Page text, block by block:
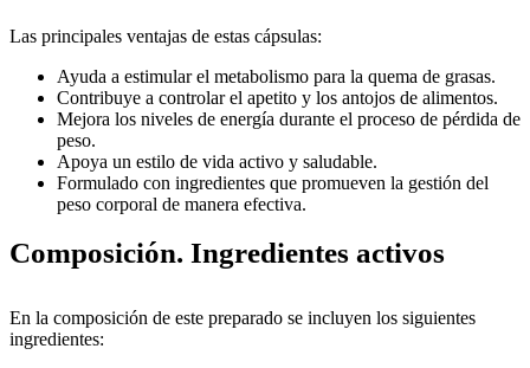
Las principales ventajas de estas cápsulas:
Ayuda a estimular el metabolismo para la quema de grasas.
Contribuye a controlar el apetito y los antojos de alimentos.
Mejora los niveles de energía durante el proceso de pérdida de
peso.
Apoya un estilo de vida activo y saludable.
Formulado con ingredientes que promueven la gestión del
peso corporal de manera efectiva.
Composición. Ingredientes activos
En la composición de este preparado se incluyen los siguientes
ingredientes: